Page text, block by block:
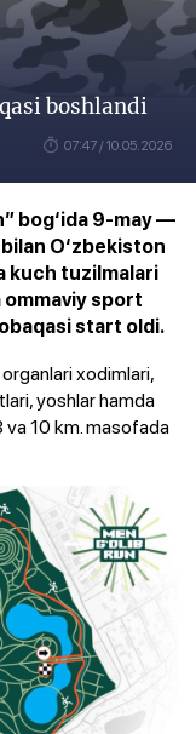
boshlandi
07:47 / 10.05.2026
bog‘ida 9-may —
O‘zbekiston
kuch tuzilmalari
ommaviy sport
start oldi.
xodimlari,
yoshlar hamda
va 10 km. masofada